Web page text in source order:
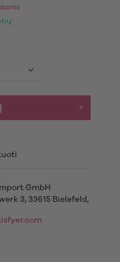
GmbH
3, 33615 Bielefeld,